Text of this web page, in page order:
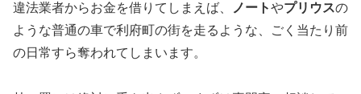
違法業者からお金を借りてしまえば、 ノートやプリウスの
ような普通の車で利府町の街を走るような、ごく当たり前
の日常すら奪われてしまいます。